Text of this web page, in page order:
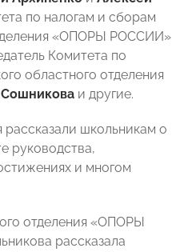
по налогам и сборам
«ОПОРЫ РОССИИ»
Комитета по
областного отделения
Сошникова и другие.
рассказали школьникам о
руководства,
и многом
отделения «ОПОРЫ
рассказала